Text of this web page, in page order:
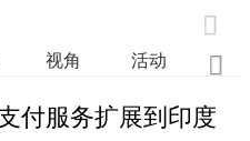

视角 活动 业

付服务扩展到印度